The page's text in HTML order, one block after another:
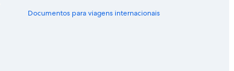
Documentos para viagens internacionais